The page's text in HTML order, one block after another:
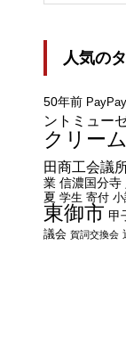
人気の
50年前 PayPay
ントミュー
クリーム
田商工会議
業 信濃国分寺
夏 学生 寄付
東御市 甲
議会 賀詞交換会